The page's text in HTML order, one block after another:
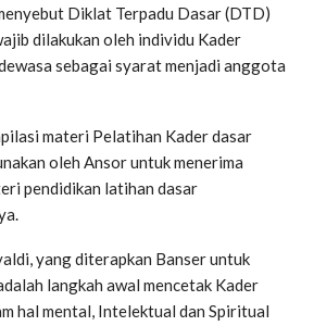
Diklat Terpadu Dasar (DTD)
dilakukan oleh individu Kader
sebagai syarat menjadi anggota
materi Pelatihan Kader dasar
oleh Ansor untuk menerima
pendidikan latihan dasar
yang diterapkan Banser untuk
langkah awal mencetak Kader
hal mental, Intelektual dan Spiritual